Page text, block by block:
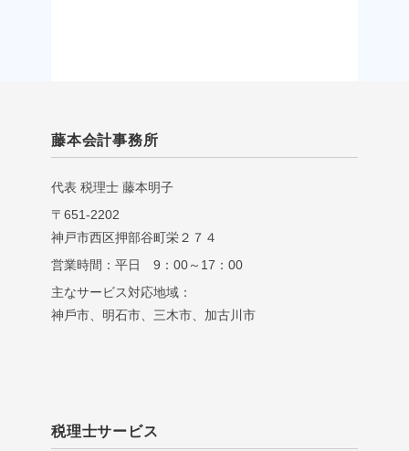
藤本会計事務所
代表 税理⼠ 藤本明⼦
〒651-2202
神戸市西区押部谷町栄２７４
営業時間：平日 9：00～17：00
主なサービス対応地域：
神⼾市、明⽯市、三⽊市、加古川市
税理士サービス